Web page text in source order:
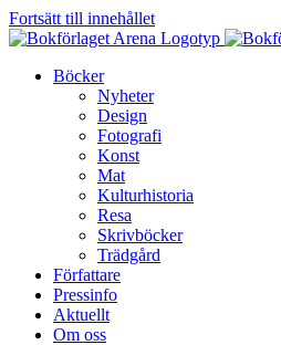
Fortsätt till innehållet
Böcker
Nyheter
Design
Fotografi
Konst
Mat
Kulturhistoria
Resa
Skrivböcker
Trädgård
Författare
Pressinfo
Aktuellt
Om oss